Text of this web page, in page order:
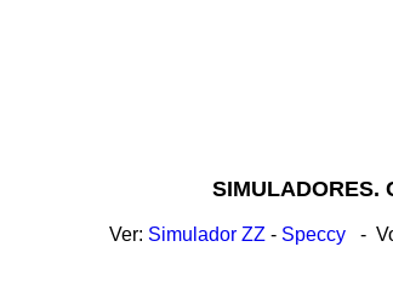
SIMULADORES.
Ver: Simulador ZZ - Speccy -